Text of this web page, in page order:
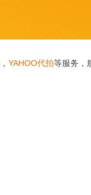
， YAHOO代拍等服务，